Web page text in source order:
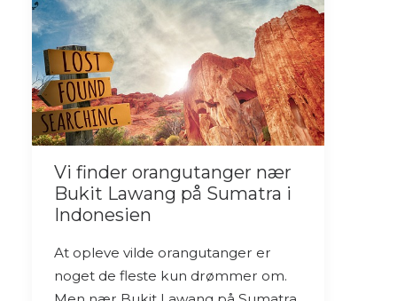
Vi finder orangutanger nær
Bukit Lawang på Sumatra i
Indonesien
At opleve vilde orangutanger er
noget de fleste kun drømmer om.